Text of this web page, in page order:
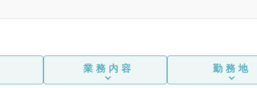
業務内容 勤務地